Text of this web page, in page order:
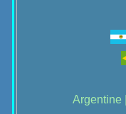
Argentine